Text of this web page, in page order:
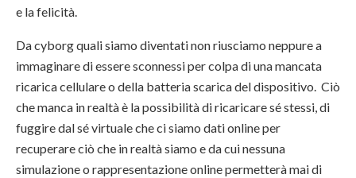
e la felicità.
Da cyborg quali siamo diventati non riusciamo neppure a
immaginare di essere sconnessi per colpa di una mancata
ricarica cellulare o della batteria scarica del dispositivo. Ciò
che manca in realtà è la possibilità di ricaricare sé stessi, di
fuggire dal sé virtuale che ci siamo dati online per
recuperare ciò che in realtà siamo e da cui nessuna
simulazione o rappresentazione online permetterà mai di